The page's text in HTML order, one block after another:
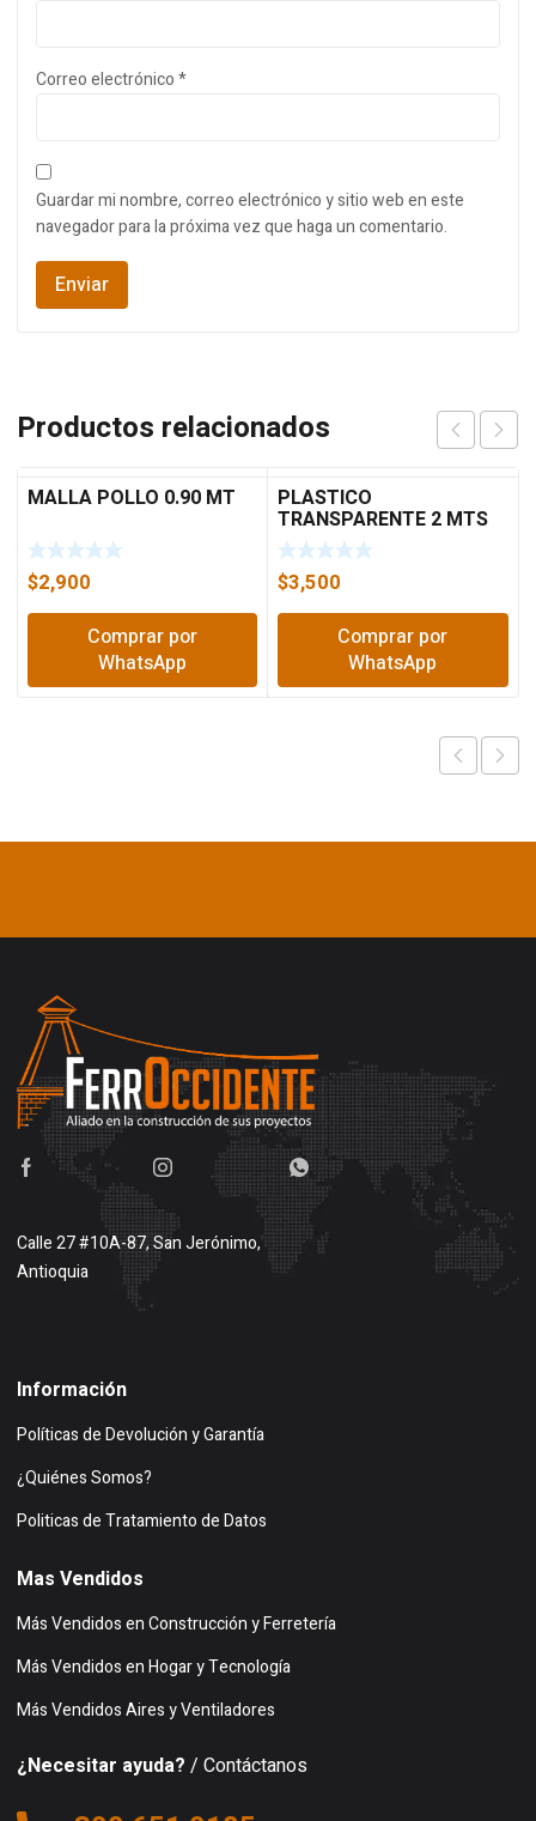
Correo electrónico*
Guardar mi nombre, correo electrónico y sitio web en este
navegador para la próxima vez que haga un comentario.
Productos relacionados
MALLA POLLO 0.90 MT
$2,900
Comprar por
WhatsApp
PLASTICO
TRANSPARENTE 2 MTS
ANCHO C-4
$3,500
Comprar por
WhatsApp
Calle 27 #10A-87, San Jerónimo,
Antioquia
Información
Políticas de Devolución y Garantía
¿Quiénes Somos?
Politicas de Tratamiento de Datos
Mas Vendidos
Más Vendidos en Construcción y Ferretería
Más Vendidos en Hogar y Tecnología
Más Vendidos Aires y Ventiladores
¿Necesitar ayuda? / Contáctanos